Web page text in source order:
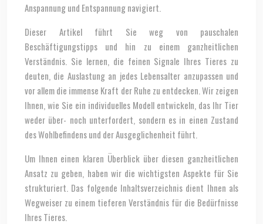
Anspannung und Entspannung navigiert.
Dieser Artikel führt Sie weg von pauschalen
Beschäftigungstipps und hin zu einem ganzheitlichen
Verständnis. Sie lernen, die feinen Signale Ihres Tieres zu
deuten, die Auslastung an jedes Lebensalter anzupassen und
vor allem die immense Kraft der Ruhe zu entdecken. Wir zeigen
Ihnen, wie Sie ein individuelles Modell entwickeln, das Ihr Tier
weder über- noch unterfordert, sondern es in einen Zustand
des Wohlbefindens und der Ausgeglichenheit führt.
Um Ihnen einen klaren Überblick über diesen ganzheitlichen
Ansatz zu geben, haben wir die wichtigsten Aspekte für Sie
strukturiert. Das folgende Inhaltsverzeichnis dient Ihnen als
Wegweiser zu einem tieferen Verständnis für die Bedürfnisse
Ihres Tieres.